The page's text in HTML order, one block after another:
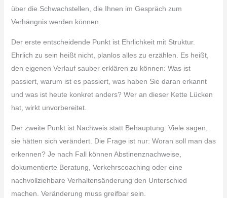
über die Schwachstellen, die Ihnen im Gespräch zum
Verhängnis werden können.
Der erste entscheidende Punkt ist Ehrlichkeit mit Struktur.
Ehrlich zu sein heißt nicht, planlos alles zu erzählen. Es heißt,
den eigenen Verlauf sauber erklären zu können: Was ist
passiert, warum ist es passiert, was haben Sie daran erkannt
und was ist heute konkret anders? Wer an dieser Kette Lücken
hat, wirkt unvorbereitet.
Der zweite Punkt ist Nachweis statt Behauptung. Viele sagen,
sie hätten sich verändert. Die Frage ist nur: Woran soll man das
erkennen? Je nach Fall können Abstinenznachweise,
dokumentierte Beratung, Verkehrscoaching oder eine
nachvollziehbare Verhaltensänderung den Unterschied
machen. Veränderung muss greifbar sein.